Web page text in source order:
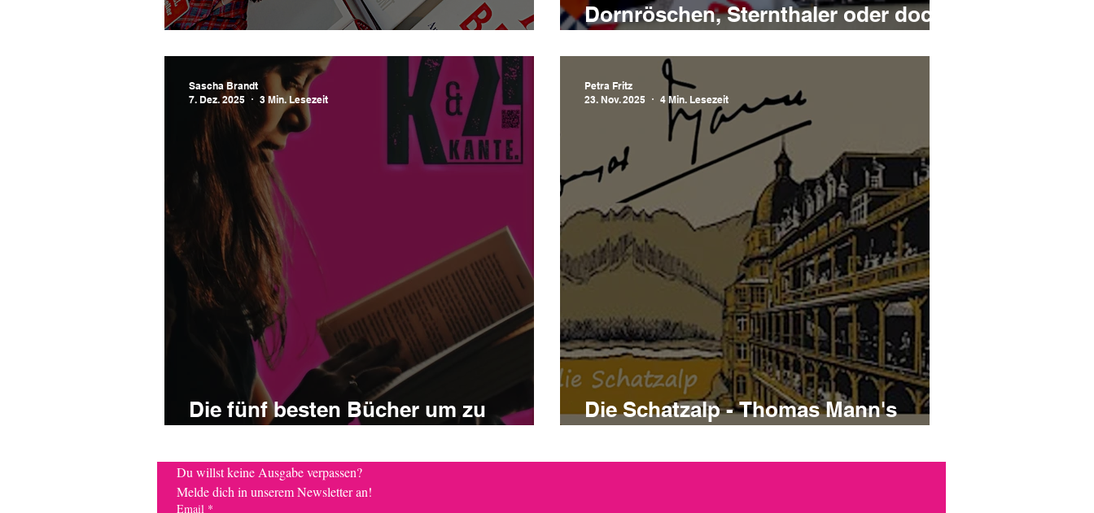
Dornröschen, Sternthaler oder doch
Die fünf besten Bücher um zu
Sascha Brandt
7. Dez. 2025
3 Min. Lesezeit
Die Schatzalp - Thomas Mann's
Petra Fritz
23. Nov. 2025
4 Min. Lesezeit
Melde dich in unserem Newsletter an!
Email *